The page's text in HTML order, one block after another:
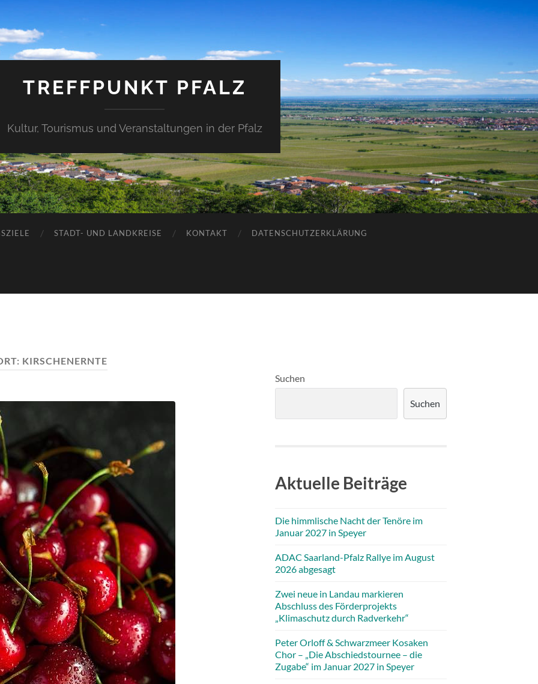
TREFFPUNKT PFALZ
Kultur, Tourismus und Veranstaltungen in der Pfalz
STADT- UND LANDKREISE KONTAKT DATENSCHUTZERKLÄRUNG
KIRSCHENERNTE
Suchen
Suchen
Aktuelle Beiträge
Die himmlische Nacht der Tenöre im
Januar 2027 in Speyer
ADAC Saarland-Pfalz Rallye im August
2026 abgesagt
Zwei neue in Landau markieren
Abschluss des Förderprojekts
„Klimaschutz durch Radverkehr“
Peter Orloff & Schwarzmeer Kosaken
Chor – „Die Abschiedstournee – die
Zugabe“ im Januar 2027 in Speyer